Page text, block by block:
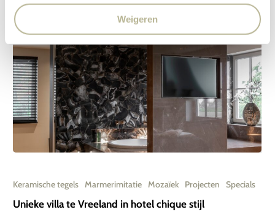
Weigeren
villa
te
Keramische tegels Marmerimitatie Mozaïek Projecten Specials
Unieke villa te Vreeland in hotel chique stijl